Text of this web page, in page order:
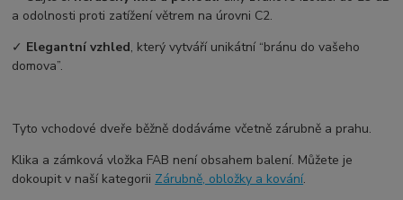
a odolnosti proti zatížení větrem na úrovni C2.
✓ Elegantní vzhled, který vytváří unikátní “bránu do vašeho
domova”.
Tyto vchodové dveře běžně dodáváme včetně zárubně a prahu.
Klika a zámková vložka FAB není obsahem balení. Můžete je
dokoupit v naší kategorii Zárubně, obložky a kování.